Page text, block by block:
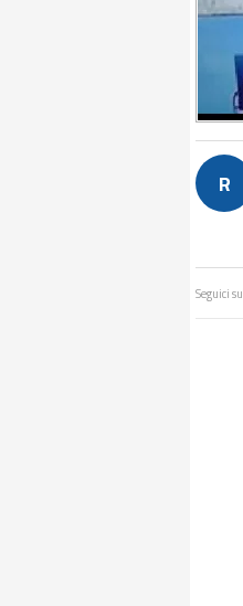
R
Seguici su